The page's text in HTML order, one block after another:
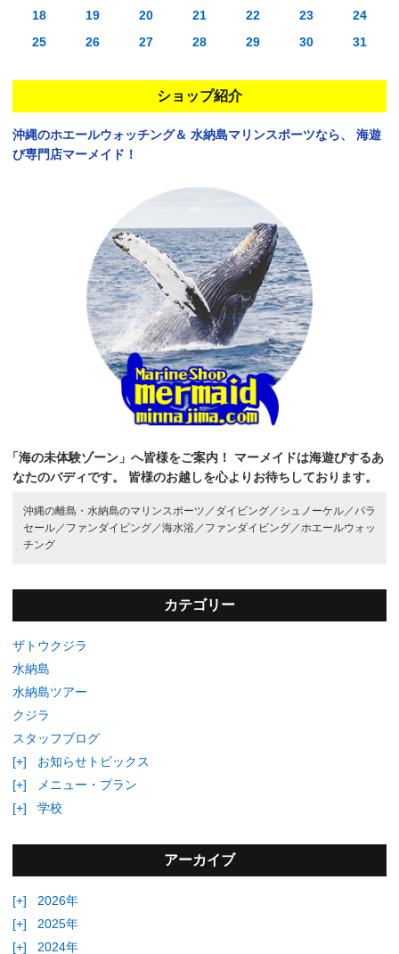
18
19 20 21 22 23
24
25
26 27 28 29 30 31
ショップ紹介
沖縄のホエールウォッチング＆ 水納島マリンスポーツなら、
海遊
び専門店マーメイド！
「海の未体験ゾーン」へ皆様をご案内！
マーメイドは海遊びするあ
なたのバディです。
皆様のお越しを心よりお待ちしております。
沖縄の離島・水納島のマリンスポーツ／ ダイビング／ シュノーケル／パラ
セール／ ファンダイビング／海水浴／ ファンダイビング／ホエールウォッ
チング
カテゴリー
ザトウクジラ
水納島
水納島ツアー
クジラ
スタッフブログ
[+]
お知らせトピックス
[+]
メニュー・プラン
[+]
学校
アーカイブ
[+]
2026年
[+]
2025年
[+]
2024年